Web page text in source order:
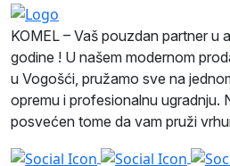
KOMEL – Vaš pouzdan partner u
godine ! U našem modernom
u Vogošći, pružamo sve na
opremu i profesionalnu ugradnju.
posvećen tome da vam pruži